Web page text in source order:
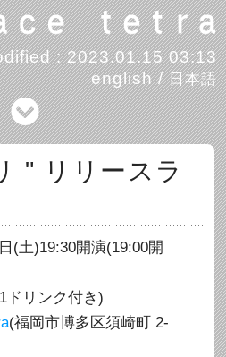
: 2023.01.15 03:13
english/日本語
" リリースラ
(土)19:30開演(19:00開
ドリンク付き)
(福岡市博多区須崎町 2-